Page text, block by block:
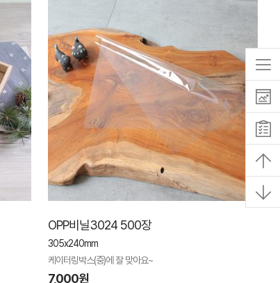
OPP비닐3024 500장
305x240mm
케이터링박스(중)에 잘 맞아요~
7,000원